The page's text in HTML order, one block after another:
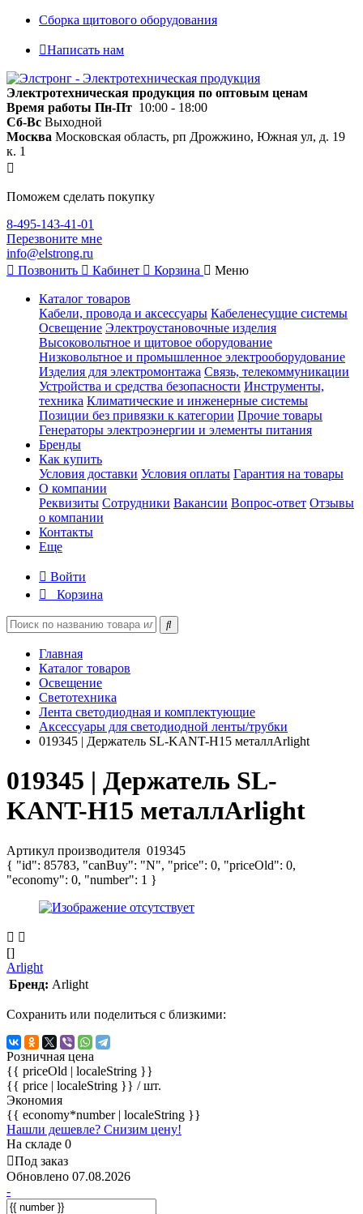
Сборка щитового оборудования
Написать нам
Электротехническая продукция по оптовым ценам
Время работы Пн-Пт 10:00 - 18:00
Сб-Вс Выходной
Москва Московская область, рп Дрожжино, Южная ул, д. 19
к. 1
Поможем сделать покупку
8-495-143-41-01
Перезвоните мне
info@elstrong.ru
Позвонить
Кабинет Корзина Меню
Каталог товаров
Кабели, провода и аксессуары Кабеленесущие системы
Освещение Электроустановочные изделия
Высоковольтное и щитовое оборудование
Низковольтное и промышленное электрооборудование
Изделия для электромонтажа Связь, телекоммуникации
Устройства и средства безопасности Инструменты,
техника Климатические и инженерные системы
Позиции без привязки к категории Прочие товары
Генераторы электроэнергии и элементы питания
Бренды
Как купить
Условия доставки Условия оплаты Гарантия на товары
О компании
Реквизиты Сотрудники Вакансии Вопрос-ответ Отзывы
о компании
Контакты
Еще
Войти
Корзина
Главная
Каталог товаров
Освещение
Светотехника
Лента светодиодная и комплектующие
Аксессуары для светодиодной ленты/трубки
019345 | Держатель SL-KANT-H15 металлArlight
019345 | Держатель SL-
KANT-H15 металлArlight
Артикул производителя 019345
{ "id": 85783, "canBuy": "N", "price": 0, "priceOld": 0,
"economy": 0, "number": 1 }
[]
Arlight
Бренд: Arlight
Сохранить или поделиться с близкими:
Розничная цена
{{ priceOld | localeString }}
{{ price | localeString }} / шт.
Экономия
{{ economy*number | localeString }}
Нашли дешевле? Снизим цену!
На складе 0
Под заказ
Обновлено 07.08.2026
-